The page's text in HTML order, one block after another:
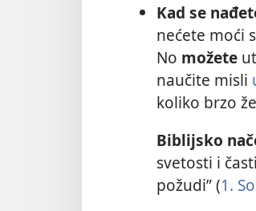
Kad se
nećete moći
No možete
naučite misli
koliko brzo
Biblijsko
svetosti i
požudi” (1.